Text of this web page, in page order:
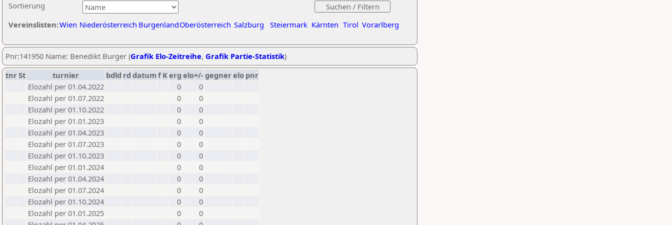
Sortierung
Vereinslisten:Wien Niederösterreich BurgenlandOberösterreich Salzburg Steiermark Kärnten Tirol Vorarlberg
Pnr:141950 Name: Benedikt Burger (Grafik Elo-Zeitreihe, Grafik Partie-Statistik)
tnrSt turnier bdld rd datumf Kerg elo+/-gegnerelo pnr
Elozahl per 01.04.2022
0
0
Elozahl per 01.07.2022
0
0
Elozahl per 01.10.2022
0
0
Elozahl per 01.01.2023
0
0
Elozahl per 01.04.2023
0
0
Elozahl per 01.07.2023
0
0
Elozahl per 01.10.2023
0
0
Elozahl per 01.01.2024
0
0
Elozahl per 01.04.2024
0
0
Elozahl per 01.07.2024
0
0
Elozahl per 01.10.2024
0
0
Elozahl per 01.01.2025
0
0